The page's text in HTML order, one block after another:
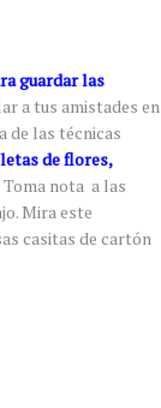
guardar las
a tus amistades en
de las técnicas
de flores,
nota a las
Mira este
casitas de cartón